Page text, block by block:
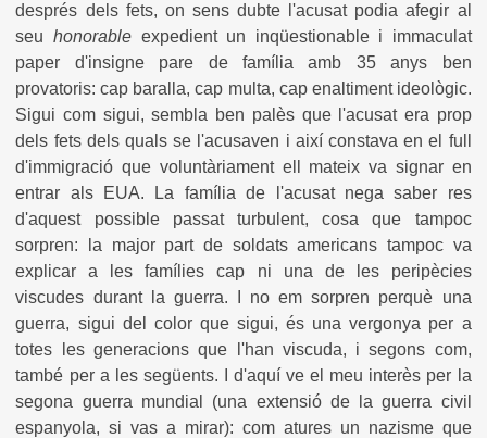
després dels fets, on sens dubte l'acusat podia afegir al
seu honorable expedient un inqüestionable i immaculat
paper d'insigne pare de família amb 35 anys ben
provatoris: cap baralla, cap multa, cap enaltiment ideològic.
Sigui com sigui, sembla ben palès que l'acusat era prop
dels fets dels quals se l'acusaven i així constava en el full
d'immigració que voluntàriament ell mateix va signar en
entrar als EUA. La família de l'acusat nega saber res
d'aquest possible passat turbulent, cosa que tampoc
sorpren: la major part de soldats americans tampoc va
explicar a les famílies cap ni una de les peripècies
viscudes durant la guerra. I no em sorpren perquè una
guerra, sigui del color que sigui, és una vergonya per a
totes les generacions que l'han viscuda, i segons com,
també per a les següents. I d'aquí ve el meu interès per la
segona guerra mundial (una extensió de la guerra civil
espanyola, si vas a mirar): com atures un nazisme que